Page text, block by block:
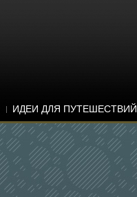
ИДЕИ ДЛЯ ПУТЕШЕСТВИЙ